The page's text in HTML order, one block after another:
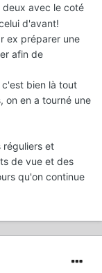
deux avec le coté
d'avant!
ex préparer une
afin de
bien là tout
on en a tourné une
réguliers et
de vue et des
qu'on continue